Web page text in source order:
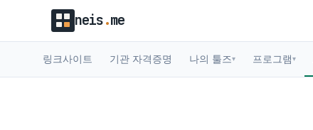
neis.me
링크사이트 기관 자격증명 나의 툴즈▾ 프로그램▾